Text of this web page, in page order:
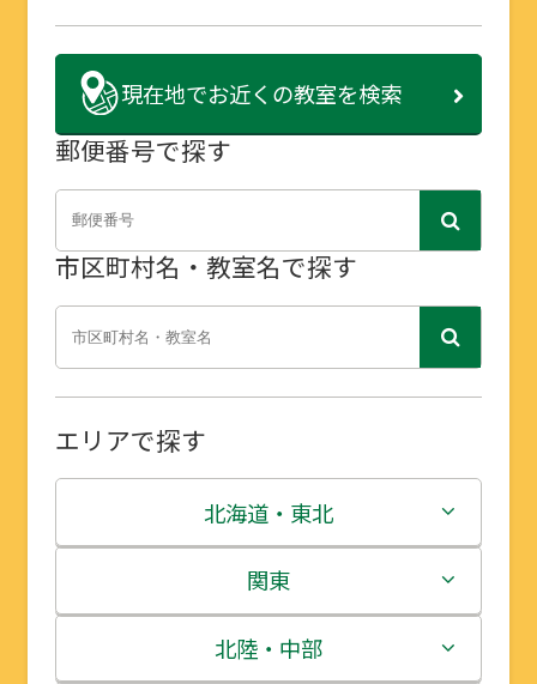
現在地でお近くの教室を検索
郵便番号で探す
市区町村名・教室名で探す
エリアで探す
北海道・東北
北海道
青森県
関東
茨城県
北陸・中部